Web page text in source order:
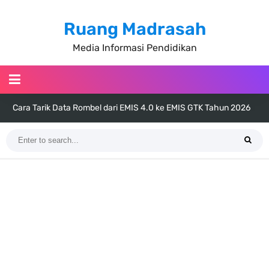
Ruang Madrasah
Media Informasi Pendidikan
Cara Tarik Data Rombel dari EMIS 4.0 ke EMIS GTK Tahun 2026